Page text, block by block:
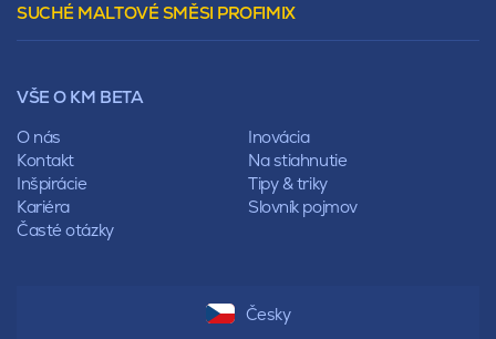
Mansardová
Pultová
Sedlová
Polovalbová
Stanová
Mansardová
Pultová
Hodonka
Preklady
Lícové murivo
Pálené zdivo Profiblok
Nosné murivo
Priečky
Vencovky
Preklady
SUCHÉ MALTOVÉ SMĚSI PROFIMIX
VŠE O KM BETA
O nás
Inovácia
Kontakt
Na stiahnutie
Inšpirácie
Tipy & triky
Kariéra
Slovník pojmov
Časté otázky
Česky